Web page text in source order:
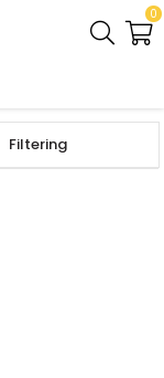
0
Filtering